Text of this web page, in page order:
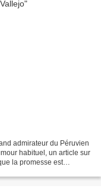
admirateur du Péruvien
habituel, un article sur
la promesse est